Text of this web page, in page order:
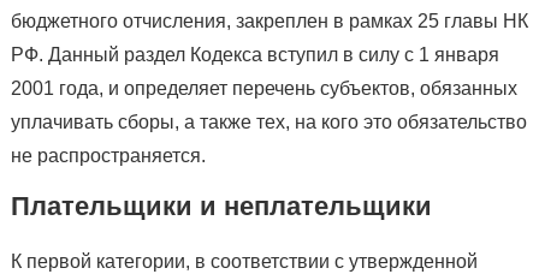
бюджетного отчисления, закреплен в рамках 25 главы НК
РФ. Данный раздел Кодекса вступил в силу с 1 января
2001 года, и определяет перечень субъектов, обязанных
уплачивать сборы, а также тех, на кого это обязательство
не распространяется.
Плательщики и неплательщики
К первой категории, в соответствии с утвержденной